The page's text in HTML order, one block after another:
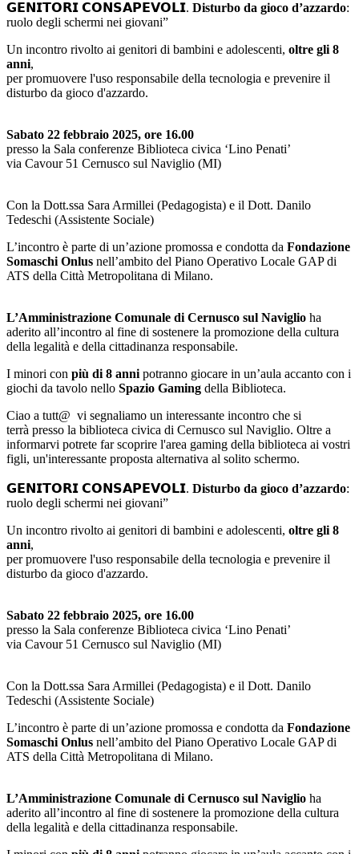
𝗚𝗘𝗡𝗜𝗧𝗢𝗥𝗜 𝗖𝗢𝗡𝗦𝗔𝗣𝗘𝗩𝗢𝗟𝗜. Disturbo da gioco d’azzardo:
ruolo degli schermi nei giovani”
Un incontro rivolto ai genitori di bambini e adolescenti, oltre gli 8
anni,
per promuovere l'uso responsabile della tecnologia e prevenire il
disturbo da gioco d'azzardo.
Sabato 22 febbraio 2025, ore 16.00
presso la Sala conferenze Biblioteca civica ‘Lino Penati’
via Cavour 51 Cernusco sul Naviglio (MI)
Con la Dott.ssa Sara Armillei (Pedagogista) e il Dott. Danilo
Tedeschi (Assistente Sociale)
L’incontro è parte di un’azione promossa e condotta da Fondazione
Somaschi Onlus nell’ambito del Piano Operativo Locale GAP di
ATS della Città Metropolitana di Milano.
L’Amministrazione Comunale di Cernusco sul Naviglio ha
aderito all’incontro al fine di sostenere la promozione della cultura
della legalità e della cittadinanza responsabile.
I minori con più di 8 anni potranno giocare in un’aula accanto con i
giochi da tavolo nello Spazio Gaming della Biblioteca.
Ciao a tutt@ vi segnaliamo un interessante incontro che si
terrà presso la biblioteca civica di Cernusco sul Naviglio. Oltre a
informarvi potrete far scoprire l'area gaming della biblioteca ai vostri
figli, un'interessante proposta alternativa al solito schermo.
𝗚𝗘𝗡𝗜𝗧𝗢𝗥𝗜 𝗖𝗢𝗡𝗦𝗔𝗣𝗘𝗩𝗢𝗟𝗜. Disturbo da gioco d’azzardo:
ruolo degli schermi nei giovani”
Un incontro rivolto ai genitori di bambini e adolescenti, oltre gli 8
anni,
per promuovere l'uso responsabile della tecnologia e prevenire il
disturbo da gioco d'azzardo.
Sabato 22 febbraio 2025, ore 16.00
presso la Sala conferenze Biblioteca civica ‘Lino Penati’
via Cavour 51 Cernusco sul Naviglio (MI)
Con la Dott.ssa Sara Armillei (Pedagogista) e il Dott. Danilo
Tedeschi (Assistente Sociale)
L’incontro è parte di un’azione promossa e condotta da Fondazione
Somaschi Onlus nell’ambito del Piano Operativo Locale GAP di
ATS della Città Metropolitana di Milano.
L’Amministrazione Comunale di Cernusco sul Naviglio ha
aderito all’incontro al fine di sostenere la promozione della cultura
della legalità e della cittadinanza responsabile.